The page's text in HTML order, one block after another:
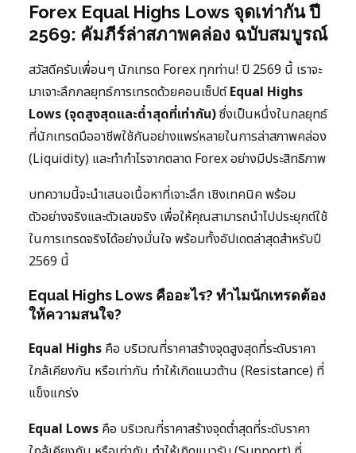
Forex Equal Highs Lows จุดเท่ากัน ปี
2569: คัมภีร์ล่าสภาพคล่อง ฉบับสมบูรณ์
สวัสดีครับเพื่อนๆ นักเทรด Forex ทุกท่าน! ปี 2569 นี้ เราจะ
มาเจาะลึกกลยุทธ์การเทรดด้วยคอนเซ็ปต์Equal Highs
Lows (จุดสูงสุดและต่ำสุดที่เท่ากัน)ซึ่งเป็นหนึ่งในกลยุทธ์
ที่นักเทรดมืออาชีพใช้กันอย่างแพร่หลายในการล่าสภาพคล่อง
(Liquidity) และทำกำไรจากตลาด Forex อย่างมีประสิทธิภาพ
บทความนี้จะนำเสนอเนื้อหาที่เจาะลึก เชิงเทคนิค พร้อม
ตัวอย่างจริงและตัวเลขจริง เพื่อให้คุณสามารถนำไปประยุกต์ใช้
ในการเทรดจริงได้อย่างมั่นใจ พร้อมทั้งอัปเดตล่าสุดสำหรับปี
2569 นี้
Equal Highs Lows คืออะไร? ทำไมนักเทรดต้อง
ให้ความสนใจ?
Equal Highs คือ บริเวณที่ราคาสร้างจุดสูงสุดที่ระดับราคา
ใกล้เคียงกัน หรือเท่ากัน ทำให้เกิดแนวต้าน (Resistance) ที่
แข็งแกร่ง
Equal Lows คือ บริเวณที่ราคาสร้างจุดต่ำสุดที่ระดับราคา